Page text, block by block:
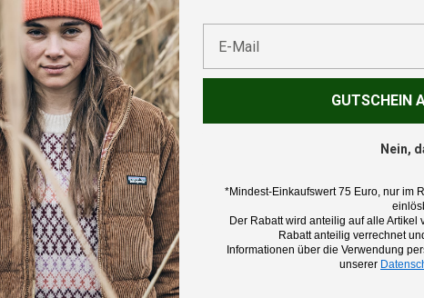
GUTSCHEIN
Nein,
*Mindest-Einkaufswert 75 Euro, nur im
Der Rabatt wird anteilig auf alle
Rabatt anteilig verrechnet
Informationen über die Verwendung
unserer